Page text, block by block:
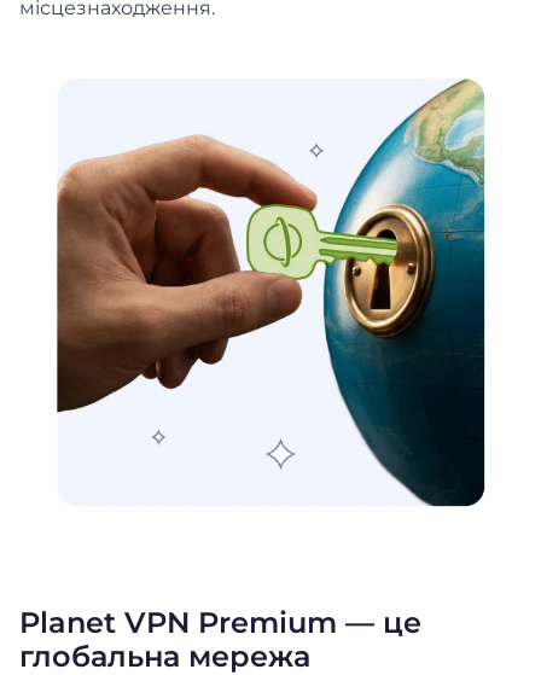
місцезнаходження.
Planet VPN Premium — це
глобальна мережа